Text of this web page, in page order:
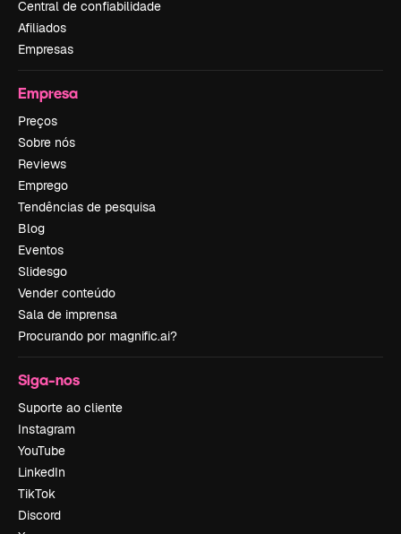
Central de confiabilidade
Afiliados
Empresas
Empresa
Preços
Sobre nós
Reviews
Emprego
Tendências de pesquisa
Blog
Eventos
Slidesgo
Vender conteúdo
Sala de imprensa
Procurando por magnific.ai?
Siga-nos
Suporte ao cliente
Instagram
YouTube
LinkedIn
TikTok
Discord